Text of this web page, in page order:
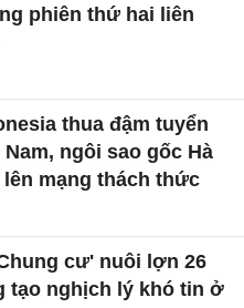
phiên thứ hai liên
thua đậm tuyển
Nam, ngôi sao gốc Hà
lên mạng thách thức
cư' nuôi lợn 26
tạo nghịch lý khó tin ở